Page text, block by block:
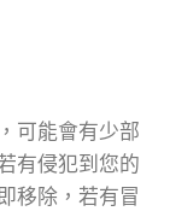
可能會有少部
有侵犯到您的
移除，若有冒